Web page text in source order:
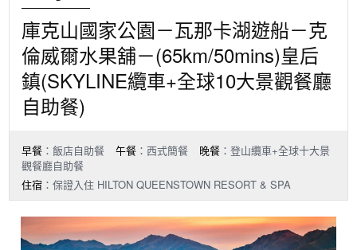
庫克山國家公園－瓦那卡湖遊船－克
倫威爾水果舖－(65km/50mins)皇后
鎮(SKYLINE纜車+全球10大景觀餐廳
自助餐)
早餐 ：飯店自助餐 午餐 ：西式簡餐 晚餐 ：登山纜車+全球十大景
觀餐廳自助餐
住宿 ：保證入住 HILTON QUEENSTOWN RESORT & SPA